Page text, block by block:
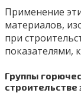
Применение
материалов,
при
показателями,
Группы
строительстве